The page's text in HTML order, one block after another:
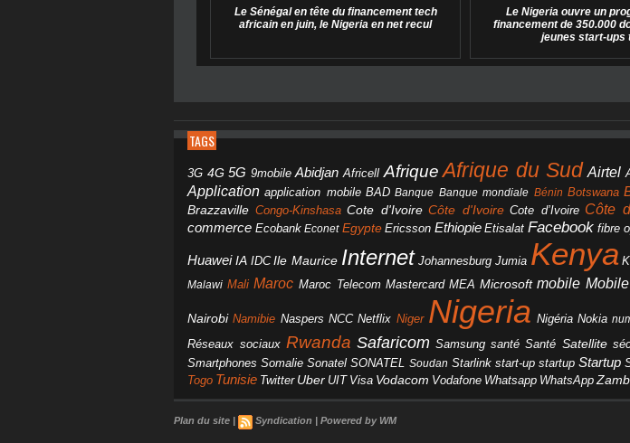
Le Sénégal en tête du financement tech
africain en juin, le Nigeria en net recul
Le Nigeria ouvre un
financement de 350.000
jeunes start-ups
TAGS
3G 4G 5G 9mobile Abidjan Africell Afrique Afrique du Sud Airtel
Application application mobile BAD Banque Banque mondiale Bénin Botswana
Brazzaville Congo-Kinshasa Cote d'Ivoire Côte d'Ivoire Cote d’Ivoire Côte
commerce Ecobank Econet Egypte Ericsson Ethiopie Etisalat Facebook fibre
Huawei IA IDC Ile Maurice Internet Johannesburg Jumia Kenya
Malawi Mali Maroc Maroc Telecom Mastercard MEA Microsoft mobile Mobile
Nairobi Namibie Naspers NCC Netflix Niger Nigeria Nigéria Nokia
Réseaux sociaux Rwanda Safaricom Samsung santé Santé Satellite
Smartphones Somalie Sonatel SONATEL Soudan Starlink start-up startup Startup
Togo Tunisie Twitter Uber UIT Visa Vodacom Vodafone Whatsapp WhatsApp
Plan du site | Syndication | Powered by WM